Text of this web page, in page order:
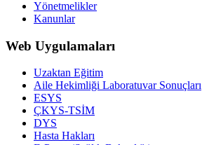
Yönetmelikler
Kanunlar
Web Uygulamaları
Uzaktan Eğitim
Aile Hekimliği Laboratuvar Sonuçları
ESYS
ÇKYS-TSİM
DYS
Hasta Hakları